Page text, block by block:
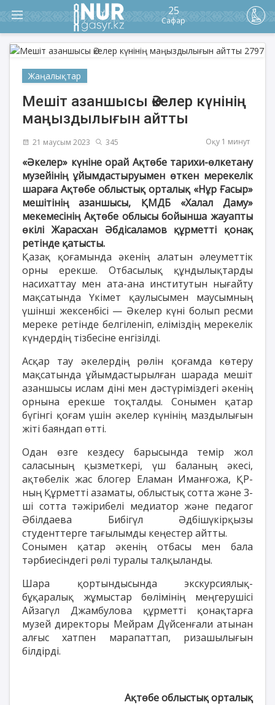
25
Сафар
Жаңалықтар
Мешіт азаншысы Әкелер күнінің
маңыздылығын айтты
21 маусым 2023 345 Оқу 1 минут
«Әкелер» күніне орай Ақтөбе тарихи-өлкетану
музейінің ұйымдастыруымен өткен мерекелік
шараға Ақтөбе облыстық орталық «Нұр Ғасыр»
мешітінің азаншысы, ҚМДБ «Халал Даму»
мекемесінің Ақтөбе облысы бойынша жауапты
өкілі Жарасхан Әбдісаламов құрметті қонақ
ретінде қатысты.
Қазақ қоғамында әкенің алатын әлеуметтік
орны ерекше. Отбасылық құндылықтарды
насихаттау мен ата-ана институтын нығайту
мақсатында Үкімет қаулысымен маусымның
үшінші жексенбісі — Әкелер күні болып ресми
мереке ретінде белгіленіп, еліміздің мерекелік
күндердің тізбесіне енгізілді.
Асқар тау әкелердің рөлін қоғамда көтеру
мақсатында ұйымдастырылған шарада мешіт
азаншысы ислам діні мен дәстүріміздегі әкенің
орнына ерекше тоқталды. Сонымен қатар
бүгінгі қоғам үшін әкелер күнінің маздылығын
жіті баяндап өтті.
Одан өзге кездесу барысында темір жол
саласының қызметкері, үш баланың әкесі,
ақтөбелік жас блогер Еламан Иманғожа, ҚР-
ның Құрметті азаматы, облыстық сотта және 3-
ші сотта тәжірибелі медиатор және педагог
Әбілдаева Бибігүл Әдбішүкірқызы
студенттерге тағылымды кеңестер айтты.
Сонымен қатар әкенің отбасы мен бала
тәрбиесіндегі рөлі туралы талқыланды.
Шара қортындысында экскурсиялық-
бұқаралық жұмыстар бөлімінің меңгерушісі
Айзагүл Джамбулова құрметті қонақтарға
музей директоры Мейрам Дүйсенғали атынан
алғыс хатпен марапаттап, ризашылығын
білдірді.
Ақтөбе облыстық орталық